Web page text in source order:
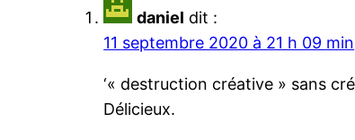
daniel dit :
11 septembre 2020 à 21 h 09 min
‘« destruction créative » sans
Délicieux.